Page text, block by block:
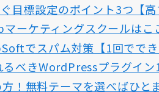
目標設定のポイント3つ【高
ーケティングスクールはこ
でスパム対策【1回ででき
べきWordPressプラグイン
！無料テーマを選べばひと